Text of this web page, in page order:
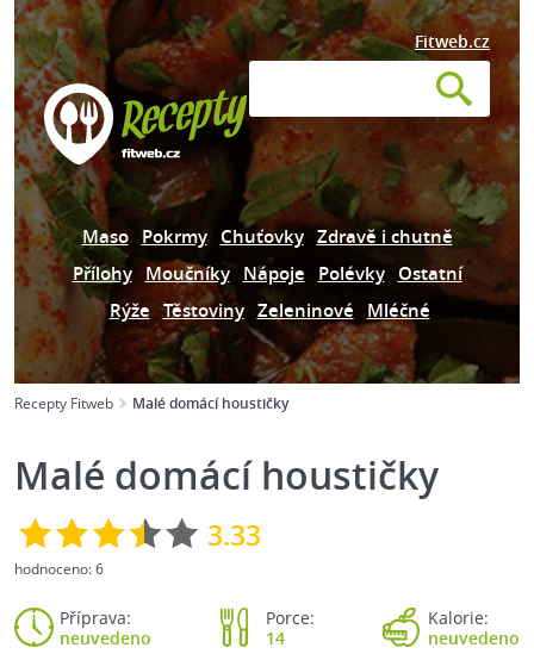
Fitweb.cz
Maso Pokrmy Chuťovky Zdravě i chutně
Přílohy Moučníky Nápoje Polévky Ostatní
Rýže Těstoviny Zeleninové Mléčné
Recepty Fitweb Malé domácí houstičky
Malé domácí houstičky
3.33
hodnoceno:6
Příprava:
neuvedeno
Porce:
14
Kalorie:
neuvedeno